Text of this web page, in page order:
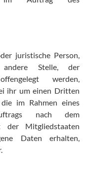
juristische Person,
Stelle, der
werden,
ihr um einen Dritten
im Rahmen eines
nach dem
der Mitgliedstaaten
Daten erhalten,